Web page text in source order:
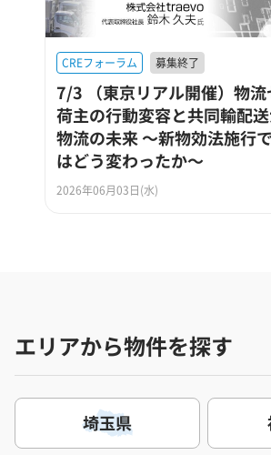
CREフォーラム 募集終了
7/3 （東京リアル開催）物流
荷主の行動変容と共同輸配
物流の未来 ～新物効法施行
はどう変わったか～
2026年06月03日(水)
エリアから物件を探す
埼玉県